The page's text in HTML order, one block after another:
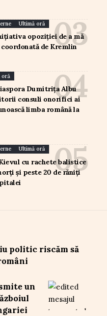
Ultimă oră
opoziției de a mă
coordonată de Kremlin
oră
Dumitrița Albu
consuli onorifici ai
limba română la
Ultimă oră
cu rachete balistice
și peste 20 de răniți
politic riscăm să
un